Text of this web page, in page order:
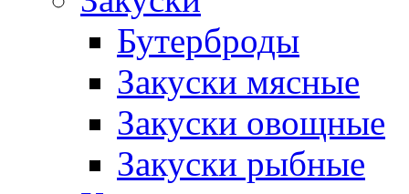
Бутерброды
Закуски мясные
Закуски овощные
Закуски рыбные